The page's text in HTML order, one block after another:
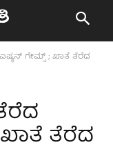
ಗೇಮ್ಸ್ ; ಖಾತೆ ತೆರೆದ
ತೆರೆದ